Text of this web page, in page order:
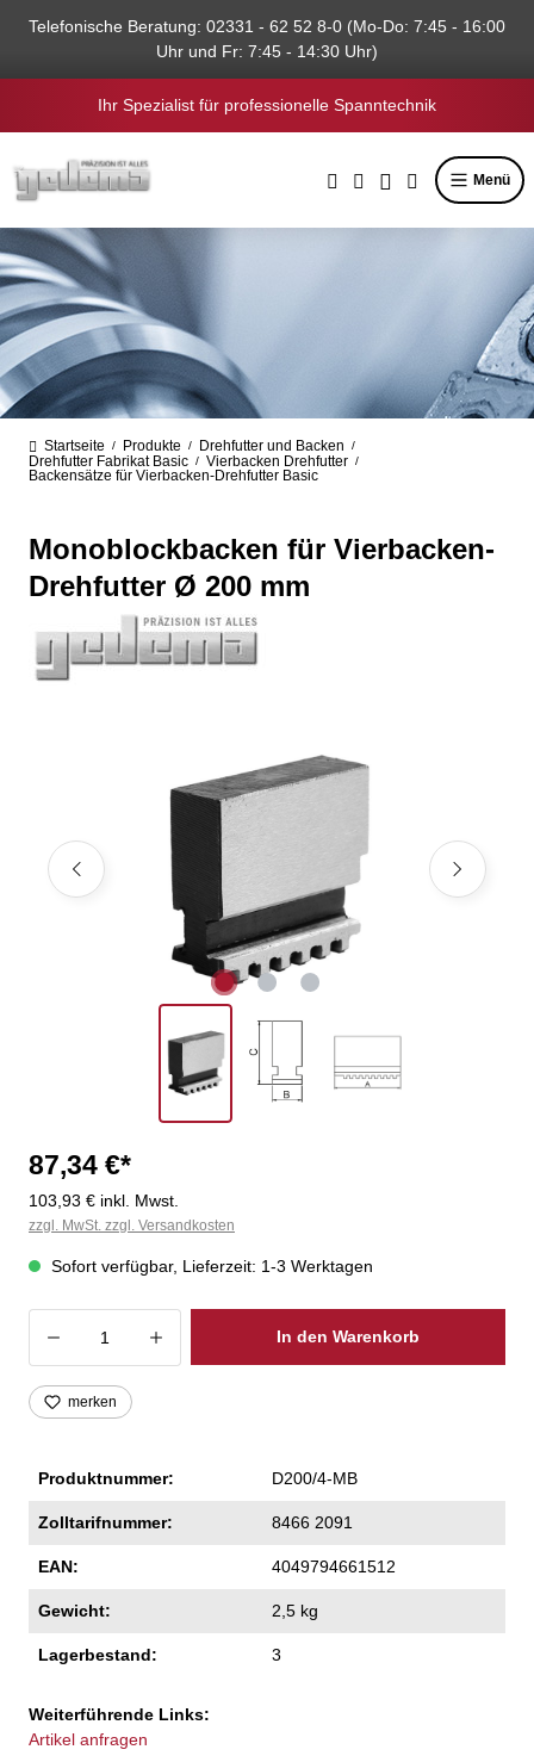
springen
Telefonische Beratung: 02331 - 62 52 8-0 (Mo-Do: 7:45 - 16:00
Uhr und Fr: 7:45 - 14:30 Uhr)
Ihr Spezialist für professionelle Spanntechnik
Menü
Startseite / Produkte / Drehfutter und Backen /
Drehfutter Fabrikat Basic / Vierbacken Drehfutter /
Backensätze für Vierbacken-Drehfutter Basic
Monoblockbacken für Vierbacken-
Drehfutter Ø 200 mm
87,34 €*
103,93 € inkl. Mwst.
zzgl. MwSt. zzgl. Versandkosten
Sofort verfügbar, Lieferzeit: 1-3 Werktagen
Produkt Anzahl: Gib den gewünschten
In den Warenkorb
merken
Produktnummer: D200/4-MB
Zolltarifnummer: 8466 2091
EAN: 4049794661512
Gewicht: 2,5 kg
Lagerbestand: 3
Weiterführende Links:
Artikel anfragen